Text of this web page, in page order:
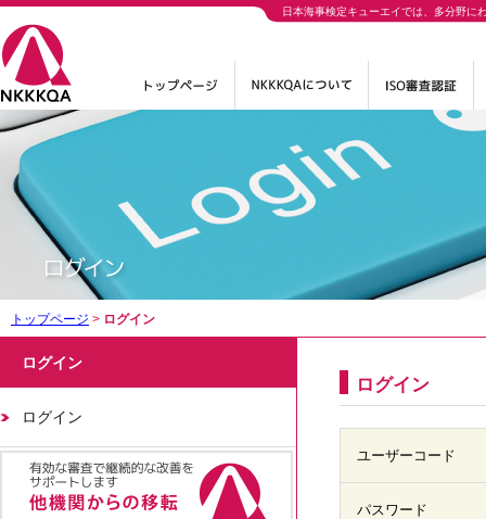
日本海事検定キューエイでは、多分野に
トップページ > ログイン
ログイン
ログイン
ログイン
ユーザーコード
パスワード